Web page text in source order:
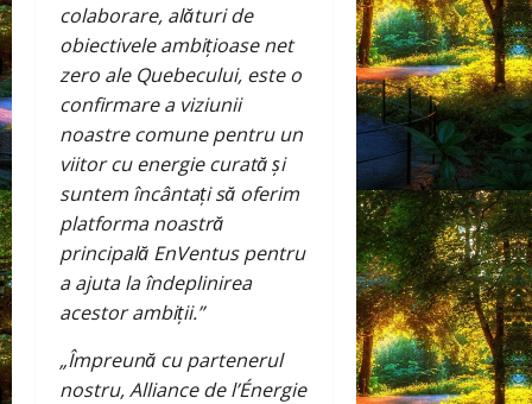
colaborare, alături de
obiectivele ambițioase net
zero ale Quebecului, este o
confirmare a viziunii
noastre comune pentru un
viitor cu energie curată și
suntem încântați să oferim
platforma noastră
principală EnVentus pentru
a ajuta la îndeplinirea
acestor ambiții.”
„Împreună cu partenerul
nostru, Alliance de l’Énergie